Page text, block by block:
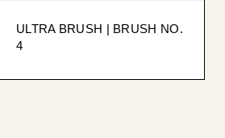
ULTRA BRUSH | BRUSH NO.
4